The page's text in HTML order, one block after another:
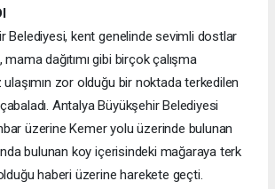
Belediyesi, kent genelinde sevimli dostlar
dağıtımı gibi birçok çalışma
zor olduğu bir noktada terkedilen
Antalya Büyükşehir Belediyesi
üzerine Kemer yolu üzerinde bulunan
bulunan koy içerisindeki mağaraya terk
haberi üzerine harekete geçti.